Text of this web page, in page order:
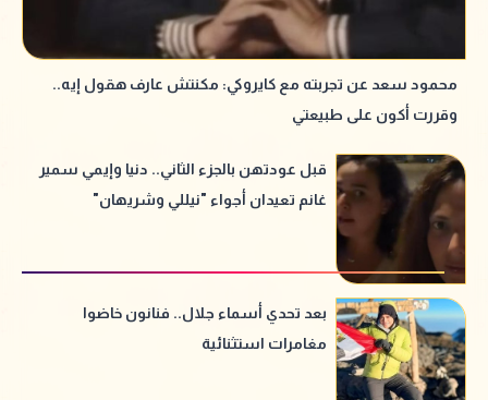
محمود سعد عن تجربته مع كايروكي: مكنتش عارف هقول إيه..
وقررت أكون على طبيعتي
قبل عودتهن بالجزء الثاني.. دنيا وإيمي سمير
غانم تعيدان أجواء "نيللي وشريهان"
بعد تحدي أسماء جلال.. فنانون خاضوا
مغامرات استثنائية